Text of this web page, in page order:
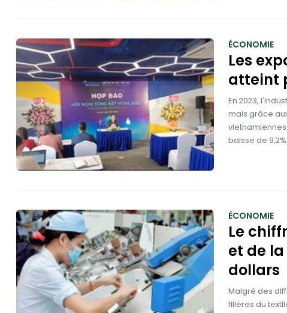
ÉCONOMIE
Les
atteint
En 2023,
mais grâce
baisse de
ÉCONOMIE
Le
et de
dollars
Malgré des
filières du